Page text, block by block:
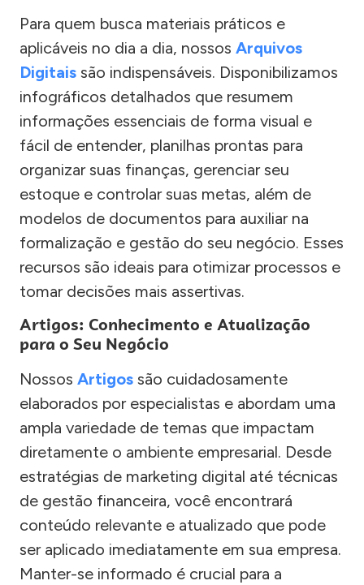
Para quem busca materiais práticos e
aplicáveis no dia a dia, nossos Arquivos
Digitais são indispensáveis. Disponibilizamos
infográficos detalhados que resumem
informações essenciais de forma visual e
fácil de entender, planilhas prontas para
organizar suas finanças, gerenciar seu
estoque e controlar suas metas, além de
modelos de documentos para auxiliar na
formalização e gestão do seu negócio. Esses
recursos são ideais para otimizar processos e
tomar decisões mais assertivas.
Artigos: Conhecimento e Atualização
para o Seu Negócio
Nossos Artigos são cuidadosamente
elaborados por especialistas e abordam uma
ampla variedade de temas que impactam
diretamente o ambiente empresarial. Desde
estratégias de marketing digital até técnicas
de gestão financeira, você encontrará
conteúdo relevante e atualizado que pode
ser aplicado imediatamente em sua empresa.
Manter-se informado é crucial para a